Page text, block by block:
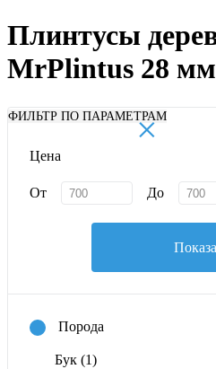
Плинтусы
MrPlintus 28 мм
ФИЛЬТР ПО ПАРАМЕТРАМ
×
Цена
От До
Порода
Бук (1)